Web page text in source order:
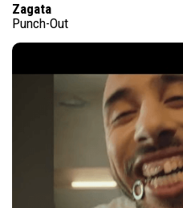
Zagata
Punch-Out